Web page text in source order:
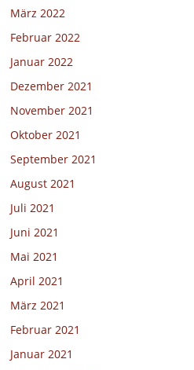
März 2022
Februar 2022
Januar 2022
Dezember 2021
November 2021
Oktober 2021
September 2021
August 2021
Juli 2021
Juni 2021
Mai 2021
April 2021
März 2021
Februar 2021
Januar 2021